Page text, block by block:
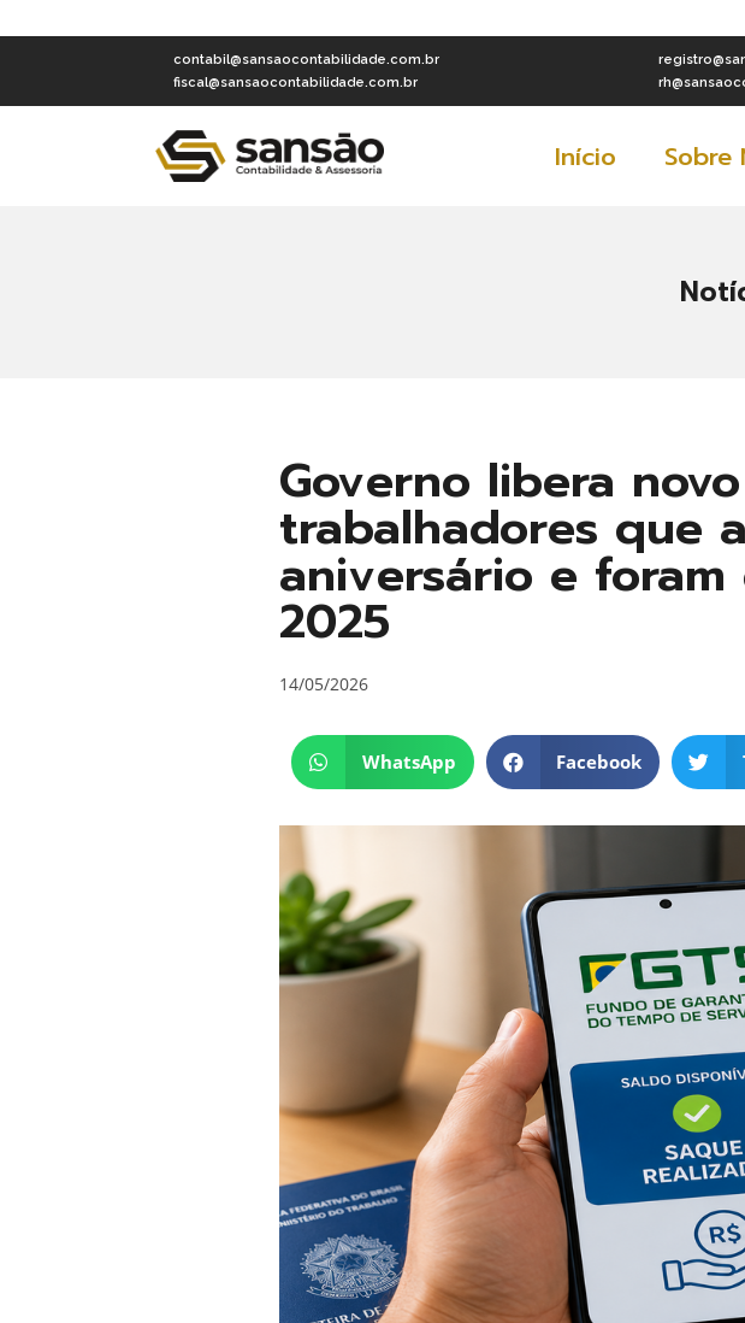
contabil@sansaocontabilidade.com.br
fiscal@sansaocontabilidade.com.br
Início Sobre
Governo libera
trabalhadores que
aniversário e
2025
14/05/2026
WhatsApp Facebook